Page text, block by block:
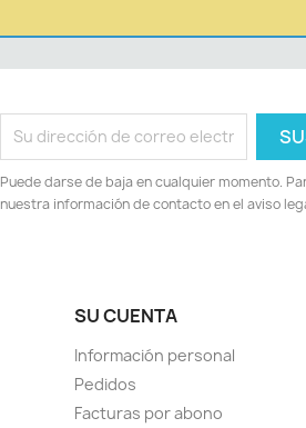
Puede darse de baja en cualquier momento.
nuestra información de contacto en el aviso
SU CUENTA
Información personal
Pedidos
Facturas por abono